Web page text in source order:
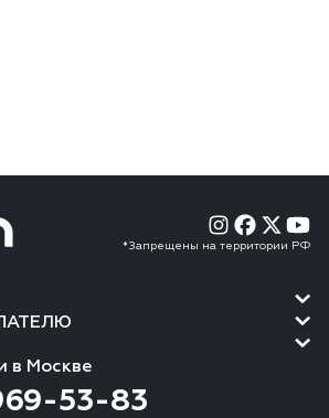
*Запрещены на территории РФ
в Москве
53-83